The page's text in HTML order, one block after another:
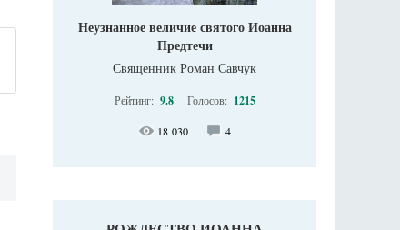
Неузнанное величие святого Иоанна
Предтечи
Священник Роман Савчук
Рейтинг: 9.8 Голосов: 1215
18 030 4